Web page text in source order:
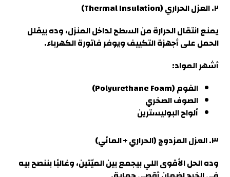
٢. العزل الحراري (Thermal Insulation)
يمنع انتقال الحرارة من السطح لداخل المنزل، وده بيقلل
الحمل على أجهزة التكييف ويوفر فاتورة الكهرباء.
أشهر المواد:
الفوم (Polyurethane Foam
)
الصوف الصخري
ألواح البوليسترين
٣. العزل المزدوج (الحراري + المائي
)
وده الحل الأقوى اللي بيجمع بين الميّتين، وغالبًا بننصح بيه